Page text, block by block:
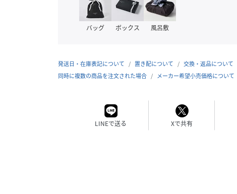
バッグ ボックス 風呂敷
発送日・在庫表記について 置き配について
交換・返品について
同時に複数の商品を注文された場合
メーカー希望小売価格について
LINEで送る Xで共有